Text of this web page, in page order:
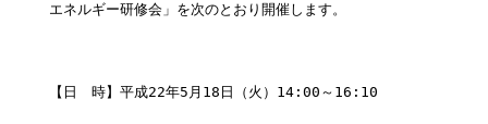
エネルギー研修会」を次のとおり開催します。
【日　時】平成22年5月18日（火）14:00～16:10